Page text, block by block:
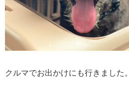
クルマでお出かけにも行きました。